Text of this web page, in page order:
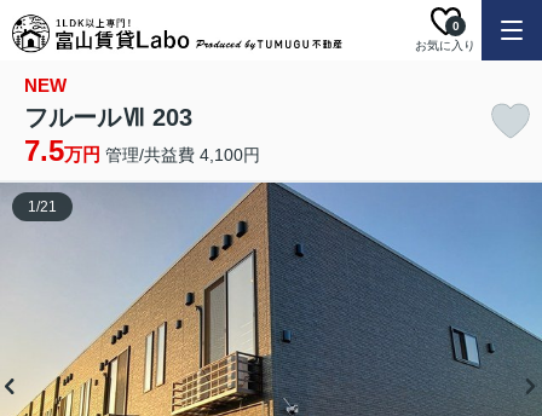
お気に入り
0
NEW
フルールⅦ 203
7.5万円 管理/共益費 4,100円
1/21